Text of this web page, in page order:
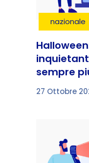
nazionale
sempre
27 Ottobre